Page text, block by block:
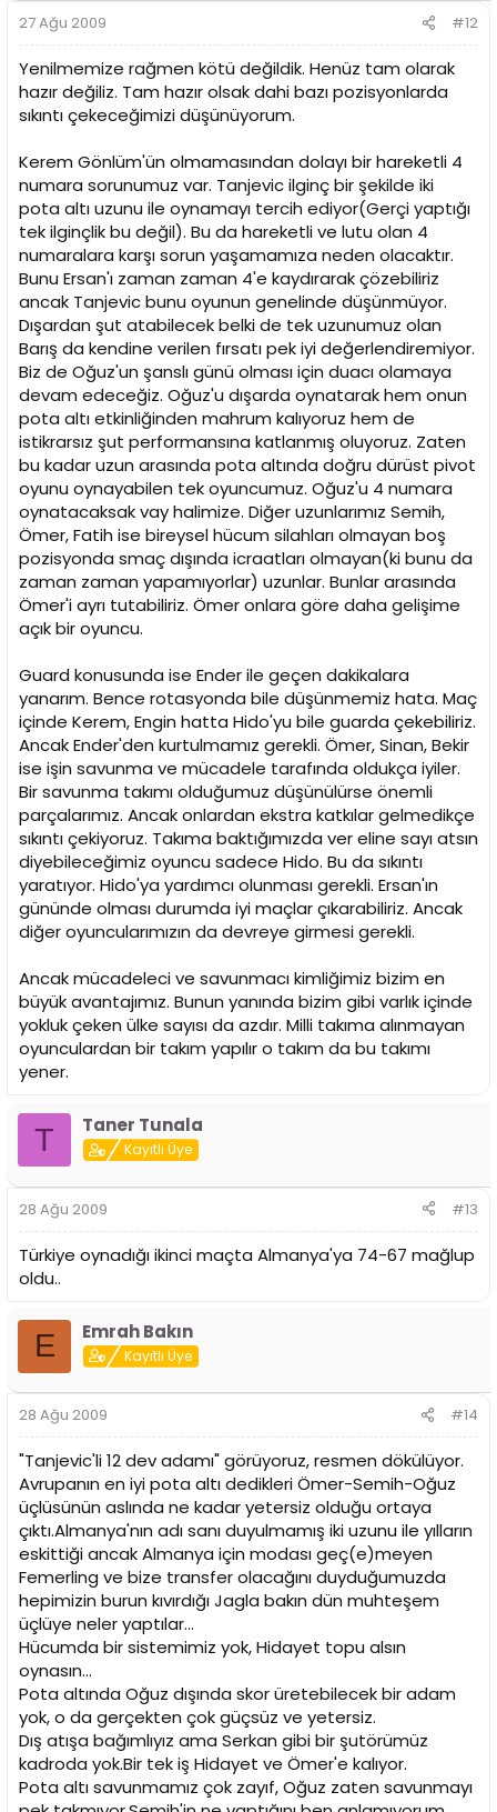
27 Ağu 2009 #12
Yenilmemize rağmen kötü değildik. Henüz tam olarak
hazır değiliz. Tam hazır olsak dahi bazı pozisyonlarda
sıkıntı çekeceğimizi düşünüyorum.
Kerem Gönlüm'ün olmamasından dolayı bir hareketli 4
numara sorunumuz var. Tanjevic ilginç bir şekilde iki
pota altı uzunu ile oynamayı tercih ediyor(Gerçi yaptığı
tek ilginçlik bu değil). Bu da hareketli ve lutu olan 4
numaralara karşı sorun yaşamamıza neden olacaktır.
Bunu Ersan'ı zaman zaman 4'e kaydırarak çözebiliriz
ancak Tanjevic bunu oyunun genelinde düşünmüyor.
Dışardan şut atabilecek belki de tek uzunumuz olan
Barış da kendine verilen fırsatı pek iyi değerlendiremiyor.
Biz de Oğuz'un şanslı günü olması için duacı olamaya
devam edeceğiz. Oğuz'u dışarda oynatarak hem onun
pota altı etkinliğinden mahrum kalıyoruz hem de
istikrarsız şut performansına katlanmış oluyoruz. Zaten
bu kadar uzun arasında pota altında doğru dürüst pivot
oyunu oynayabilen tek oyuncumuz. Oğuz'u 4 numara
oynatacaksak vay halimize. Diğer uzunlarımız Semih,
Ömer, Fatih ise bireysel hücum silahları olmayan boş
pozisyonda smaç dışında icraatları olmayan(ki bunu da
zaman zaman yapamıyorlar) uzunlar. Bunlar arasında
Ömer'i ayrı tutabiliriz. Ömer onlara göre daha gelişime
açık bir oyuncu.
Guard konusunda ise Ender ile geçen dakikalara
yanarım. Bence rotasyonda bile düşünmemiz hata. Maç
içinde Kerem, Engin hatta Hido'yu bile guarda çekebiliriz.
Ancak Ender'den kurtulmamız gerekli. Ömer, Sinan, Bekir
ise işin savunma ve mücadele tarafında oldukça iyiler.
Bir savunma takımı olduğumuz düşünülürse önemli
parçalarımız. Ancak onlardan ekstra katkılar gelmedikçe
sıkıntı çekiyoruz. Takıma baktığımızda ver eline sayı atsın
diyebileceğimiz oyuncu sadece Hido. Bu da sıkıntı
yaratıyor. Hido'ya yardımcı olunması gerekli. Ersan'ın
gününde olması durumda iyi maçlar çıkarabiliriz. Ancak
diğer oyuncularımızın da devreye girmesi gerekli.
Ancak mücadeleci ve savunmacı kimliğimiz bizim en
büyük avantajımız. Bunun yanında bizim gibi varlık içinde
yokluk çeken ülke sayısı da azdır. Milli takıma alınmayan
oyunculardan bir takım yapılır o takım da bu takımı
yener.
T Taner Tunala
Kayıtlı Üye
28 Ağu 2009 #13
Türkiye oynadığı ikinci maçta Almanya'ya 74-67 mağlup
oldu..
E Emrah Bakın
Kayıtlı Üye
28 Ağu 2009 #14
"Tanjevic'li 12 dev adamı" görüyoruz, resmen dökülüyor.
Avrupanın en iyi pota altı dedikleri Ömer-Semih-Oğuz
üçlüsünün aslında ne kadar yetersiz olduğu ortaya
çıktı.Almanya'nın adı sanı duyulmamış iki uzunu ile yılların
eskittiği ancak Almanya için modası geç(e)meyen
Femerling ve bize transfer olacağını duyduğumuzda
hepimizin burun kıvırdığı Jagla bakın dün muhteşem
üçlüye neler yaptılar...
Hücumda bir sistemimiz yok, Hidayet topu alsın
oynasın...
Pota altında Oğuz dışında skor üretebilecek bir adam
yok, o da gerçekten çok güçsüz ve yetersiz.
Dış atışa bağımlıyız ama Serkan gibi bir şutörümüz
kadroda yok.Bir tek iş Hidayet ve Ömer'e kalıyor.
Pota altı savunmamız çok zayıf, Oğuz zaten savunmayı